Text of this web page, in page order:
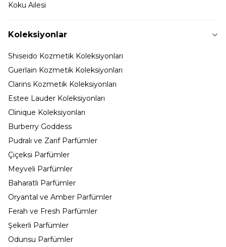
Koku Ailesi
Koleksiyonlar
Shiseido Kozmetik Koleksiyonları
Guerlain Kozmetik Koleksiyonları
Clarins Kozmetik Koleksiyonları
Estee Lauder Koleksiyonları
Clinique Koleksiyonları
Burberry Goddess
Pudralı ve Zarif Parfümler
Çiçeksi Parfümler
Meyveli Parfümler
Baharatlı Parfümler
Oryantal ve Amber Parfümler
Ferah ve Fresh Parfümler
Şekerli Parfümler
Odunsu Parfümler